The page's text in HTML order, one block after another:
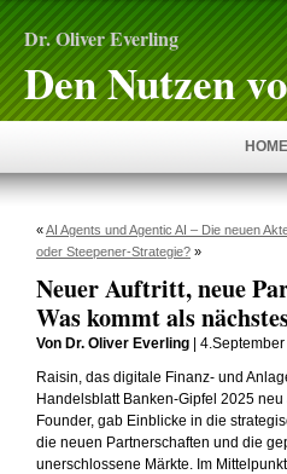
Dr. Oliver Everling
Den Nutzen
HOME
«AI Agents und Agentic AI – Die neuen
oder Steepener-Strategie? »
Neuer Auftritt, neue
Was kommt als
Von Dr. Oliver Everling |
Raisin, das digitale Finanz- und
Handelsblatt Banken-Gipfel 2025
Founder, gab Einblicke in die
die neuen Partnerschaften und die
unerschlossene Märkte. Im